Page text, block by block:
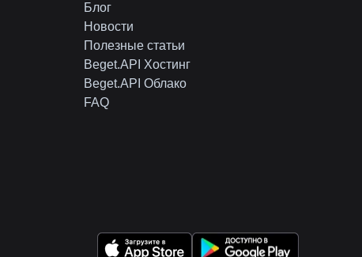
Блог
Новости
Полезные статьи
Beget.API Хостинг
Beget.API Облако
FAQ